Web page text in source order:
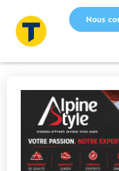
Nous